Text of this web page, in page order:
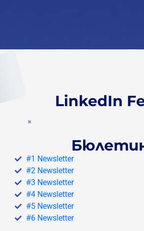
LinkedIn
#1 Newsletter
#2 Newsletter
#3 Newsletter
#4 Newsletter
#5 Newsletter
#6 Newsletter